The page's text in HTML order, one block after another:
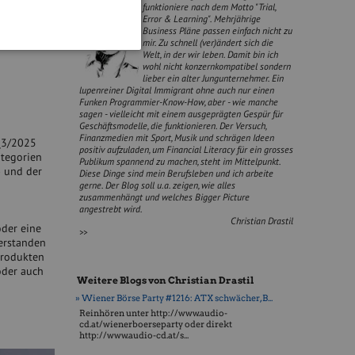
2025
und der
eine
auch
funktioniere nach dem Motto "Trial,
Error & Learning". Mehrjährige
Business Pläne passen einfach nicht zu
mir. Zu schnell (ver)ändert sich die
Welt, in der wir leben. Damit bin ich
wohl nicht konzernkompatibel sondern
lieber ein alter Jungunternehmer. Ein
lupenreiner Digital Immigrant ohne auch nur einen
Funken Programmier-Know-How, aber - wie manche
sagen - vielleicht mit einem ausgeprägten Gespür für
Geschäftsmodelle, die funktionieren. Der Versuch,
Finanzmedien mit Sport, Musik und schrägen Ideen
positiv aufzuladen, um Financial Literacy für ein grosses
Publikum spannend zu machen, steht im Mittelpunkt.
Diese Dinge sind mein Berufsleben und ich arbeite
gerne. Der Blog soll u.a. zeigen, wie alles
zusammenhängt und welches Bigger Picture
angestrebt wird.
Christian Drastil
>>
Weitere Blogs von Christian Drastil
» Wiener Börse Party #1216: ATX schwächer, B...
Reinhören unter http://www.audio-
cd.at/wienerboerseparty oder direkt
http://www.audio-cd.at/s...